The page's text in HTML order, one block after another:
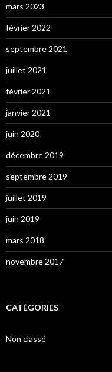
mars 2023
février 2022
septembre 2021
juillet 2021
février 2021
janvier 2021
juin 2020
décembre 2019
septembre 2019
juillet 2019
juin 2019
mars 2018
novembre 2017
CATÉGORIES
Non classé